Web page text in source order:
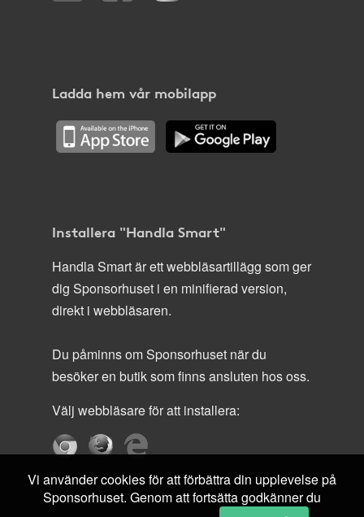
Ladda hem vår mobilapp
Installera "Handla Smart"
Handla Smart är ett webbläsartillägg som ger
dig Sponsorhuset i en minifierad version,
direkt i webbläsaren.
Du påminns om Sponsorhuset när du
besöker en butik som finns ansluten hos oss.
Välj webbläsare för att installera:
Vi använder cookies för att förbättra din upplevelse på
Sponsorhuset. Genom att fortsätta godkänner du